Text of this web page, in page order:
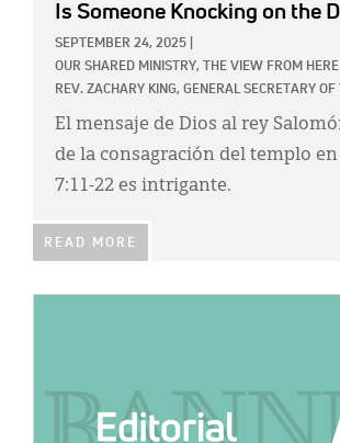
Is Someone Knocking on the
SEPTEMBER 24, 2025
OUR SHARED MINISTRY,
THE VIEW FROM HERE
REV. ZACHARY KING, GENERAL SECRETARY OF
El mensaje de Dios al rey
de la consagración del templo en
7:11-22 es intrigante.
READ MORE